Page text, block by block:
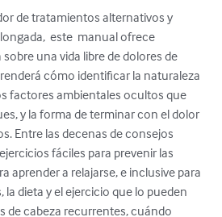
de tratamientos alternativos y
este  manual ofrece
una vida libre de dolores de
cómo identificar la naturaleza
factores ambientales ocultos que
y la forma de terminar con el dolor
Entre las decenas de consejos
fáciles para prevenir las
aprender a relajarse, e inclusive para
la dieta y el ejercicio que lo pueden
de cabeza recurrentes, cuándo